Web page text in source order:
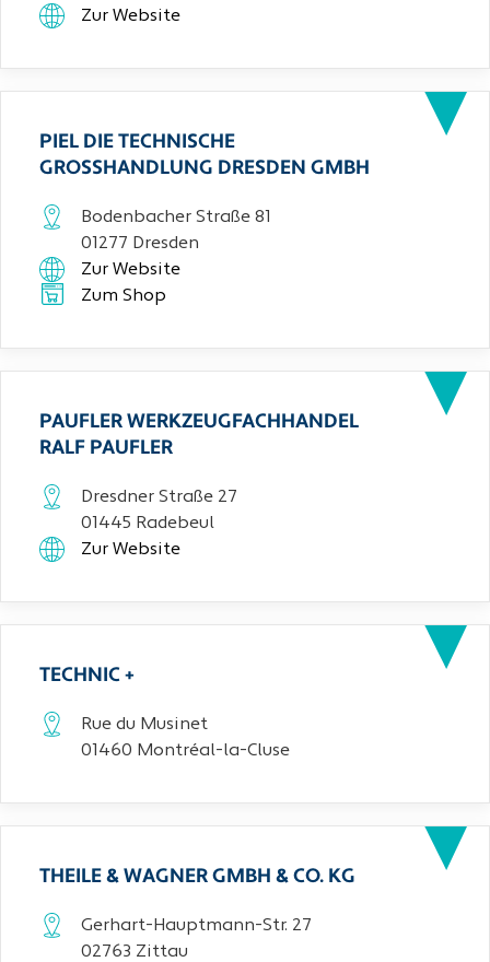
Zur Website
PIEL DIE TECHNISCHE
GROSSHANDLUNG DRESDEN GMBH
Bodenbacher Straße 81
01277 Dresden
Zur Website
Zum Shop
PAUFLER WERKZEUGFACHHANDEL
RALF PAUFLER
Dresdner Straße 27
01445 Radebeul
Zur Website
TECHNIC +
Rue du Musinet
01460 Montréal-la-Cluse
THEILE & WAGNER GMBH & CO. KG
Gerhart-Hauptmann-Str. 27
02763 Zittau